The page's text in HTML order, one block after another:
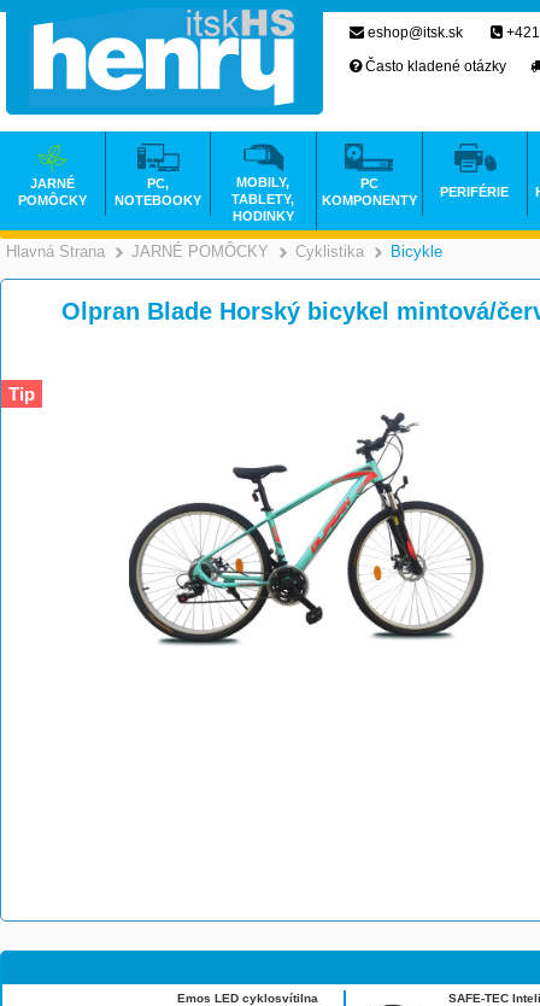
Hlavná Strana >
JARNÉ POMÔCKY >
Cyklistika >
Bicykle
Olpran Blade Horský bicykel mintová/
Tip
Emos LED cyklosvítilna
SAFE-TEC
eshop@itsk.sk
Často kladené otázky
JARNÉ
POMÔCKY
PC,
NOTEBOOKY
MOBILY,
TABLETY,
HODINKY
PC
KOMPONENTY
PERIFÉRIE